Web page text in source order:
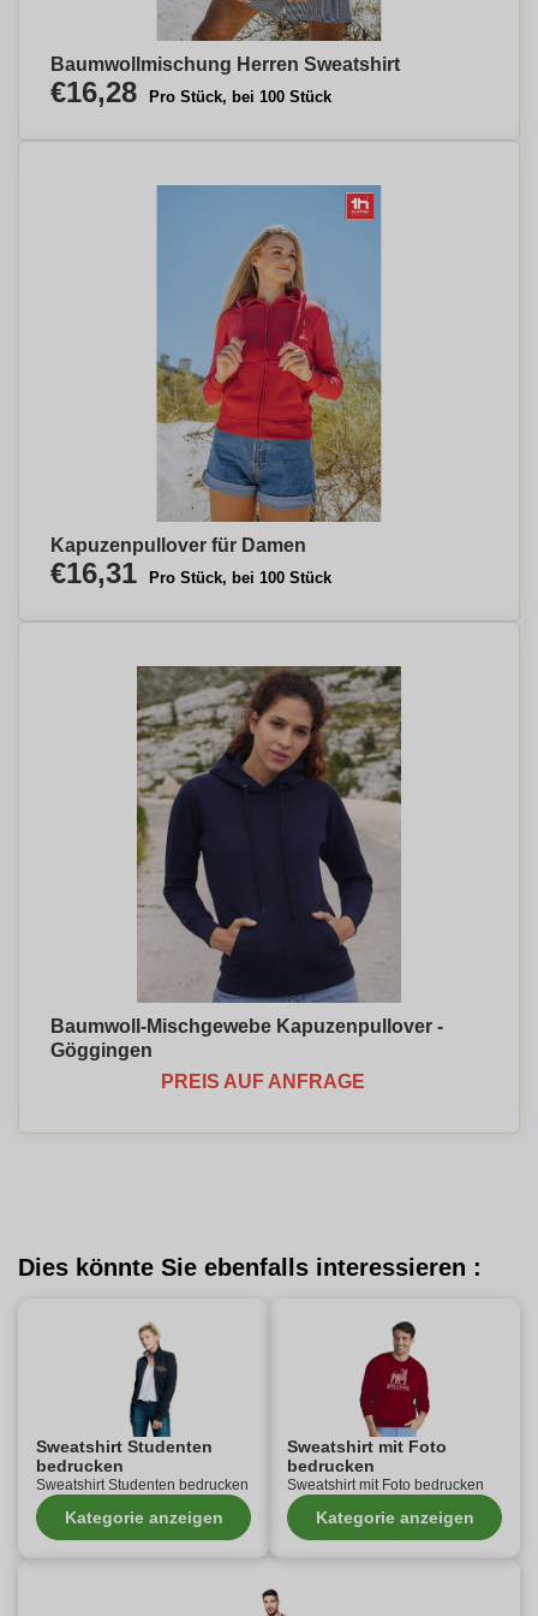
Baumwollmischung Herren Sweatshirt
€16,28 Pro Stück, bei 100 Stück
Kapuzenpullover für Damen
€16,31 Pro Stück, bei 100 Stück
Baumwoll-Mischgewebe Kapuzenpullover -
Göggingen
PREIS AUF ANFRAGE
Dies könnte Sie ebenfalls interessieren :
Sweatshirt Studenten
bedrucken
Sweatshirt Studenten bedrucken
Kategorie anzeigen
Sweatshirt mit Foto
bedrucken
Sweatshirt mit Foto bedrucken
Kategorie anzeigen